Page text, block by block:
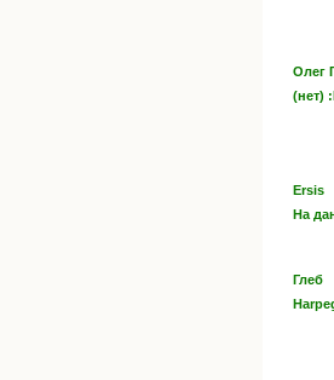
Олег
(нет)
Ersis
На
Глеб